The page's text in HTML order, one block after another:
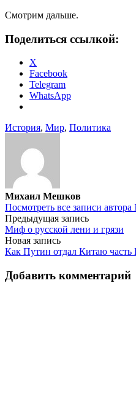
Смотрим дальше.
Поделиться ссылкой:
X
Facebook
Telegram
WhatsApp
История, Мир, Политика
Михаил Мешков
Посмотреть все записи
Навигация
по
записям
Предыдущая запись
Миф о русской лени и грязи
Новая запись
Как Путин отдал Китаю часть
Добавить комментарий